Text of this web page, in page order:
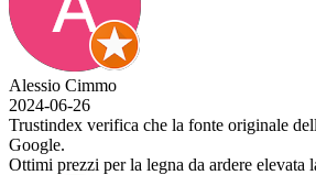
Alessio Cimmo
2024-06-26
Trustindex verifica che la fonte originale
Google.
Ottimi prezzi per la legna da ardere elevata